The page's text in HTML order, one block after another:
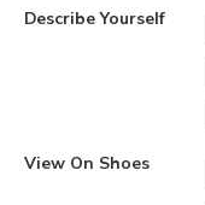
Describe Yourself
View On Shoes